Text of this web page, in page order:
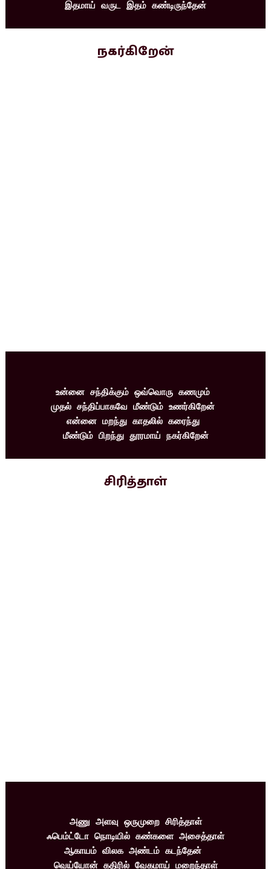
இதமாய் வருட இதம் கண்டிருந்தேன்
நகர்கிறேன்
உன்னை சந்திக்கும் ஒவ்வொரு கணமும்
முதல் சந்திப்பாகவே மீண்டும் உணர்கிறேன்
என்னை மறந்து காதலில் கரைந்து
மீண்டும் பிறந்து தூரமாய் நகர்கிறேன்
சிரித்தாள்
அணு அளவு ஒருமுறை சிரித்தாள்
ஃபெம்ட்டோ நொடியில் கண்களை அசைத்தாள்
ஆகாயம் விலக அண்டம் கடந்தேன்
வெய்யோன் கதிரில் வேகமாய் மறைந்தாள்